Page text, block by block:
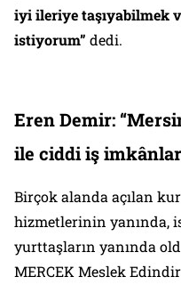
iyi ileriye taşıyabilmek
istiyorum” dedi.
Eren Demir:
ile ciddi iş
Birçok alanda açılan
hizmetlerinin yanında,
yurttaşların yanında
MERCEK Meslek